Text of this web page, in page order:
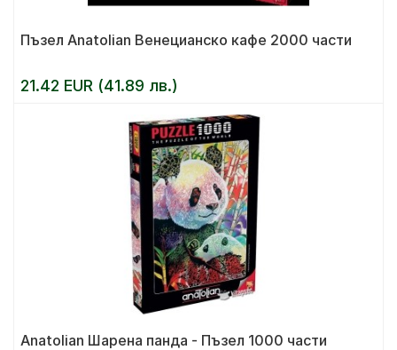
Пъзел Anatolian Венецианско кафе 2000 части
21.42 EUR (41.89 лв.)
Anatolian Шарена панда - Пъзел 1000 части